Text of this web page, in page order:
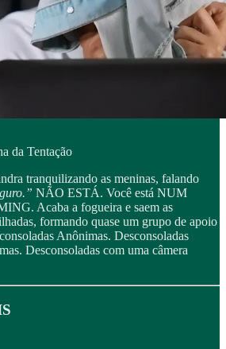
da Tentação
tranquilizando as meninas, falando
NÃO ESTÁ. Você está NUM
Acaba a fogueira e saem as
formando quase um grupo de apoio
Anônimas. Desconsoladas
Desconsoladas com uma câmera